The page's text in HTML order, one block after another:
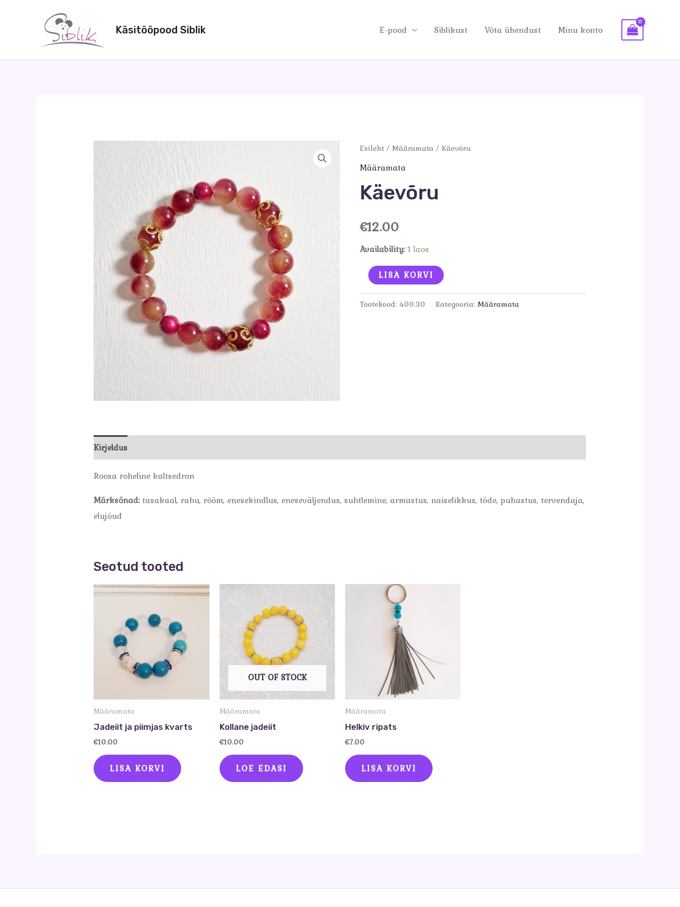
Käsitööpood Siblik E-pood Siblikust Võta ühendust Minu konto
Esileht/ Määramata/ Käevõru
Määramata
Käevõru
€12.00
Availability:1 laos
Käevõru
kogus
LISA KORVI
Tootekood: 400.30 Kategooria: Määramata
Kirjeldus
Roosa roheline kaltsedron
Märksõnad:tasakaal, rahu, rõõm, enesekindlus, eneseväljendus, suhtlemine, armastus, naiselikkus, tõde, puhastus, tervendaja,
elujõud
Seotud tooted
Määramata
Jadeiit ja piimjas kvarts
€10.00
LISA KORVI
OUT OF STOCK
Määramata
Kollane jadeiit
€10.00
LOE EDASI
Määramata
Helkiv ripats
€7.00
LISA KORVI